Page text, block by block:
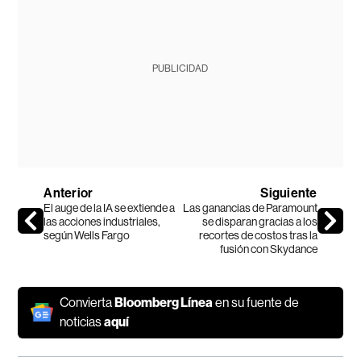
PUBLICIDAD
Anterior
El auge de la IA se extiende a
las acciones industriales,
según Wells Fargo
Siguiente
Las ganancias de Paramount
se disparan gracias a los
recortes de costos tras la
fusión con Skydance
ConviertaBloomberg Líneaen su fuente de
noticiasaquí